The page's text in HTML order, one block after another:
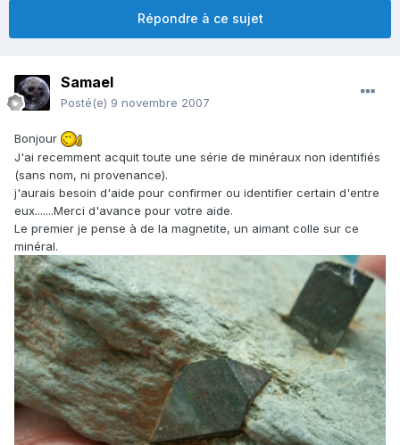
Répondre à ce sujet
Samael
Posté(e) 9 novembre 2007
Bonjour
J'ai recemment acquit toute une série de minéraux non identifiés
(sans nom, ni provenance).
j'aurais besoin d'aide pour confirmer ou identifier certain d'entre
eux.......Merci d'avance pour votre aide.
Le premier je pense à de la magnetite, un aimant colle sur ce
minéral.